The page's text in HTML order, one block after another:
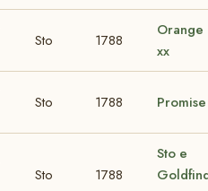
Sto 1788
xx
Sto 1788
Sto 1788
Sto e